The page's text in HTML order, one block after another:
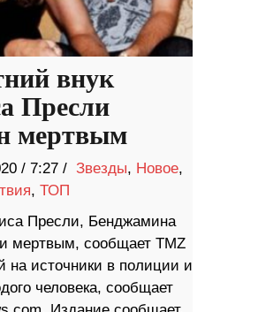
внук
Пресли
мертвым
/ 7:27 / Звезды, Новое,
, ТОП
Пресли, Бенджамина
мертвым, сообщает TMZ
на источники в полиции и
человека, сообщает